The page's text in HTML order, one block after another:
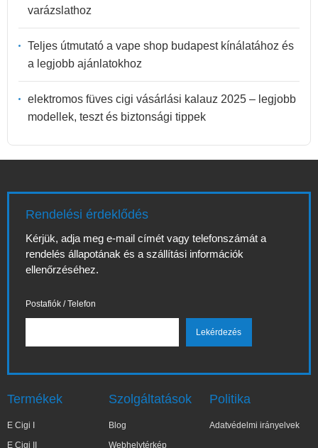
varázslathoz
Teljes útmutató a vape shop budapest kínálatához és
a legjobb ajánlatokhoz
elektromos füves cigi vásárlási kalauz 2025 – legjobb
modellek, teszt és biztonsági tippek
Rendelési érdeklődés
Kérjük, adja meg e-mail címét vagy telefonszámát a
rendelés állapotának és a szállítási információk
ellenőrzéséhez.
Postafiók / Telefon
Termékek
E Cigi I
E Cigi II
Szolgáltatások
Blog
Webhelytérkép
Politika
Adatvédelmi irányelvek